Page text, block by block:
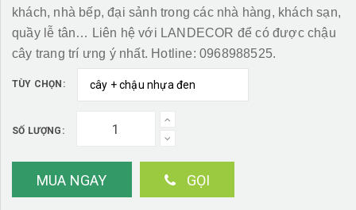
khách, nhà bếp, đại sảnh trong các nhà hàng, khách sạn,
quầy lễ tân… Liên hệ với LANDECOR để có được chậu
cây trang trí ưng ý nhất. Hotline: 0968988525.
TÙY CHỌN:
SỐ LƯỢNG:
MUA NGAY GỌI